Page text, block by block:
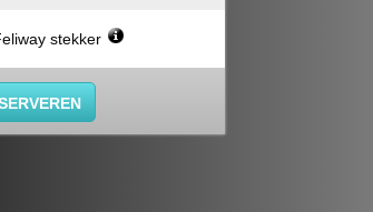
stekker